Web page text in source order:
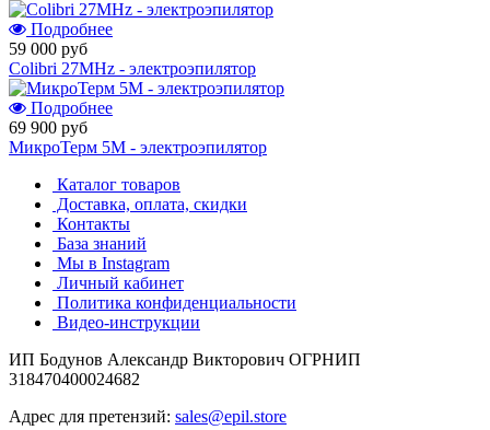
Подробнее
59 000 руб
Colibri 27MHz - электроэпилятор
Подробнее
69 900 руб
МикроТерм 5М - электроэпилятор
Каталог товаров
Доставка, оплата, скидки
Контакты
База знаний
Мы в Instagram
Личный кабинет
Политика конфиденциальности
Видео-инструкции
ИП Бодунов Александр Викторович ОГРНИП
318470400024682
Адрес для претензий: sales@epil.store